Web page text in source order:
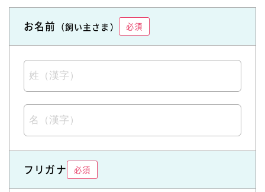
お名前 （飼い主さま） 必須
フリガナ 必須